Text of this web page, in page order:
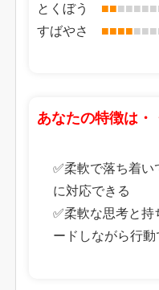
とくぼう ■■■■■■■
すばやさ ■■■■■■■
あなたの特徴は・
✅柔軟で落ち着
に対応できる
✅柔軟な思考と持
ードしながら行動